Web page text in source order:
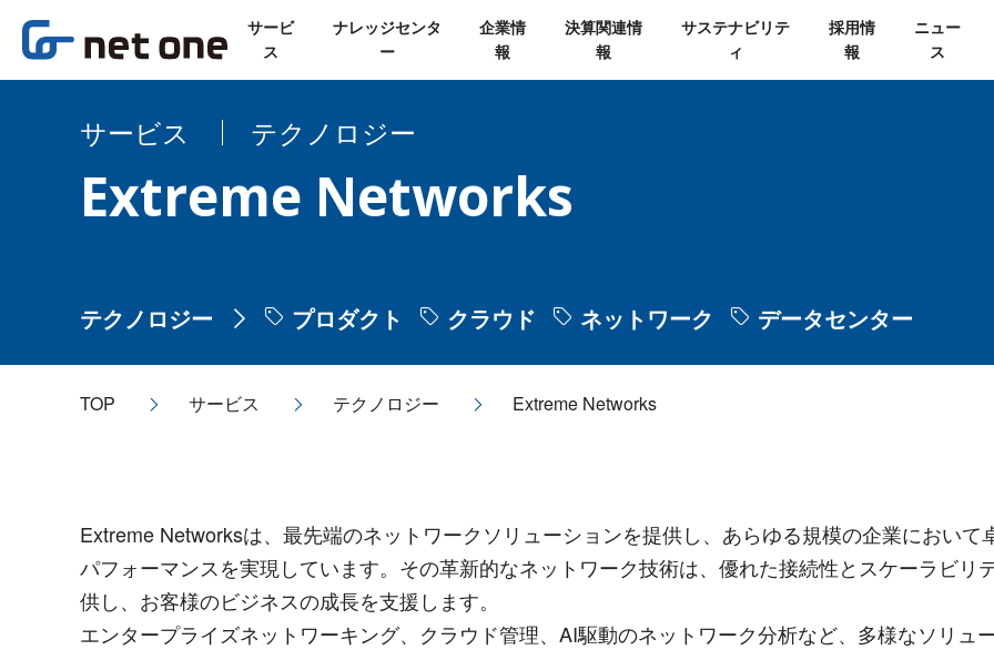
サービ
ス
ナレッジセンタ
ー
企業情
報
決算関連情
報
サステナビリテ
ィ
採用情
報
ニュー
ス
サービス テクノロジー
Extreme Networks
テクノロジー プロダクト クラウド ネットワーク データセンター
TOP サービス テクノロジー Extreme Networks
Extreme Networksは、最先端のネットワークソリューションを提供し、あらゆる規模の企業において
パフォーマンスを実現しています。その革新的なネットワーク技術は、優れた接続性とスケーラビリ
供し、お客様のビジネスの成長を支援します。
エンタープライズネットワーキング、クラウド管理、AI駆動のネットワーク分析など、多様なソリュ